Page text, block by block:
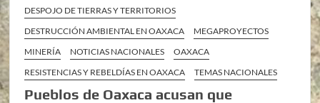
DESPOJO DE TIERRAS Y TERRITORIOS
DESTRUCCIÓN AMBIENTAL EN OAXACA
MEGAPROYECTOS
MINERÍA
NOTICIAS NACIONALES
OAXACA
RESISTENCIAS Y REBELDÍAS EN OAXACA
TEMAS NACIONALES
Pueblos de Oaxaca acusan que